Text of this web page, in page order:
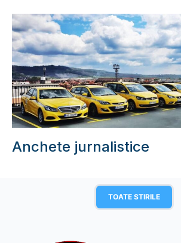
Anchete jurnalistice
TOATE STIRILE